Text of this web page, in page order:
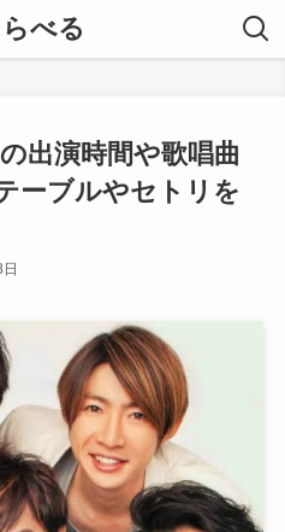
べる
出演時間や歌唱曲
ーブルやセトリを